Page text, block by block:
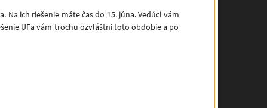
ich riešenie máte čas do 15. júna. Vedúci vám
UFa vám trochu ozvláštni toto obdobie a po